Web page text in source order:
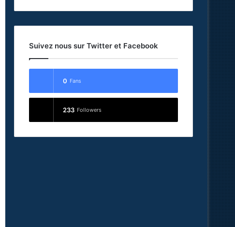
Suivez nous sur Twitter et Facebook
0 Fans
233 Followers